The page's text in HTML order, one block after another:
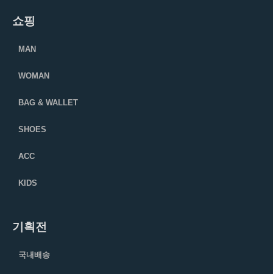
쇼핑
MAN
WOMAN
BAG & WALLET
SHOES
ACC
KIDS
기획전
국내배송